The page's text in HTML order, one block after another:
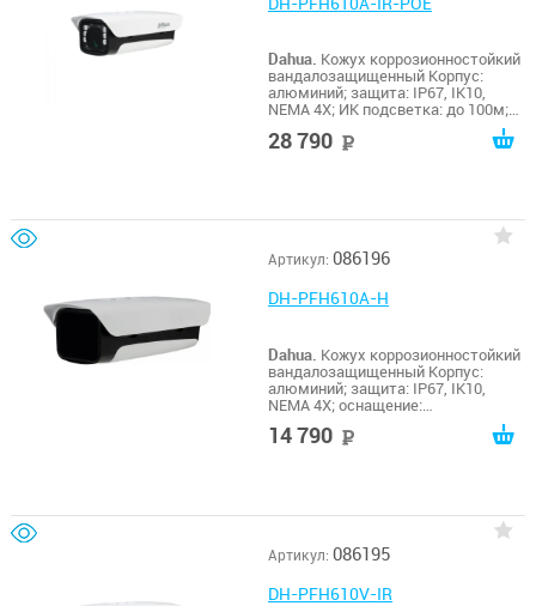
Dahua. Кожух коррозионностойкий
вандалозащищенный Корпус:
алюминий; защита: IP67, IK10,
NEMA 4X; ИК подсветка: до 100м;
оснащение: обогреватель, кулер,
RS485; питание: PoE+;
28 790
Артикул: 086196
DH-PFH610A-H
Dahua. Кожух коррозионностойкий
вандалозащищенный Корпус:
алюминий; защита: IP67, IK10,
NEMA 4X; оснащение:
обогреватель, кулер; питание: AC
24В, 3А; эксплуатация: -40º~+60ºC;
14 790
Артикул: 086195
DH-PFH610V-IR